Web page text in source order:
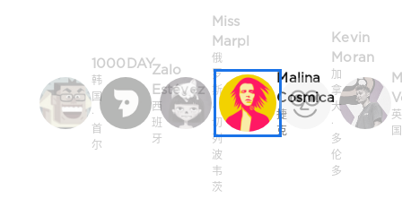
1000DAY
韩
国
·
首
尔
Zalo
Estévez
西
班
牙
Miss
Marpl
俄
罗
斯
·
切
列
波
韦
茨
Malina
Cosmica
捷
克
Kevin
Moran
加
拿
大
·
多
伦
多
英
国